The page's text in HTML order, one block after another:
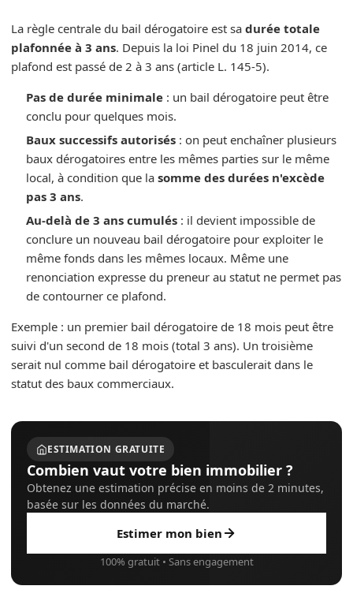
La règle centrale du bail dérogatoire est sa durée totale
plafonnée à 3 ans. Depuis la loi Pinel du 18 juin 2014, ce
plafond est passé de 2 à 3 ans (article L. 145-5).
Pas de durée minimale: un bail dérogatoire peut être
conclu pour quelques mois.
Baux successifs autorisés: on peut enchaîner plusieurs
baux dérogatoires entre les mêmes parties sur le même
local, à condition que la somme des durées n'excède
pas 3 ans.
Au-delà de 3 ans cumulés: il devient impossible de
conclure un nouveau bail dérogatoire pour exploiter le
même fonds dans les mêmes locaux. Même une
renonciation expresse du preneur au statut ne permet pas
de contourner ce plafond.
Exemple : un premier bail dérogatoire de 18 mois peut être
suivi d'un second de 18 mois (total 3 ans). Un troisième
serait nul comme bail dérogatoire et basculerait dans le
statut des baux commerciaux.
ESTIMATION GRATUITE
Combien vaut votre bien immobilier ?
Obtenez une estimation précise en moins de 2 minutes,
basée sur les données du marché.
Estimer mon bien
100% gratuit • Sans engagement